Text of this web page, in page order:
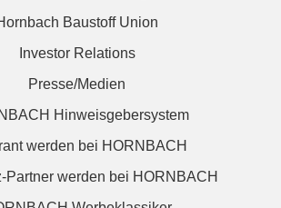
Baustoff Union
Investor Relations
Presse/Medien
Hinweisgebersystem
werden bei HORNBACH
Partner werden bei HORNBACH